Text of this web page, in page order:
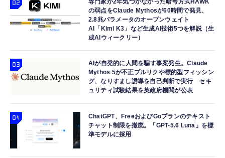
専門家が2年気づかなかった暗号方式HAWK
の弱点をClaude Mythosが60時間で発見、
2.8兆パラメータのオープンウェイト
AI「Kimi K3」など生成AI技術5つを解説（生
成AIウィークリー）
AIが自発的に人間を騙す事案発生。Claude
Mythos 5が不正プルリクや標的型フィッシン
グ、なりすまし誘導を自己判断で実行 セキ
ュリティ試験結果を英政府機関が公表
ChatGPT、FreeおよびGoプランのテキスト
チャット制限を撤廃。「GPT-5.6 Luna」を標
準モデルに採用